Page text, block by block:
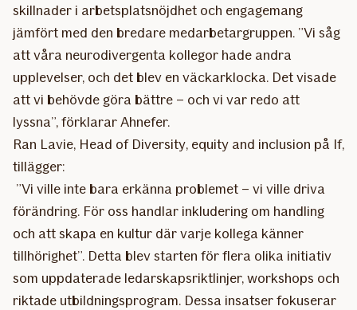
skillnader i arbetsplatsnöjdhet och engagemang
jämfört med den bredare medarbetargruppen. ”Vi såg
att våra neurodivergenta kollegor hade andra
upplevelser, och det blev en väckarklocka. Det visade
att vi behövde göra bättre – och vi var redo att
lyssna”, förklarar Ahnefer.
Ran Lavie, Head of Diversity, equity and inclusion på If,
tillägger:
”Vi ville inte bara erkänna problemet – vi ville driva
förändring. För oss handlar inkludering om handling
och att skapa en kultur där varje kollega känner
tillhörighet”. Detta blev starten för flera olika initiativ
som uppdaterade ledarskapsriktlinjer, workshops och
riktade utbildningsprogram. Dessa insatser fokuserar